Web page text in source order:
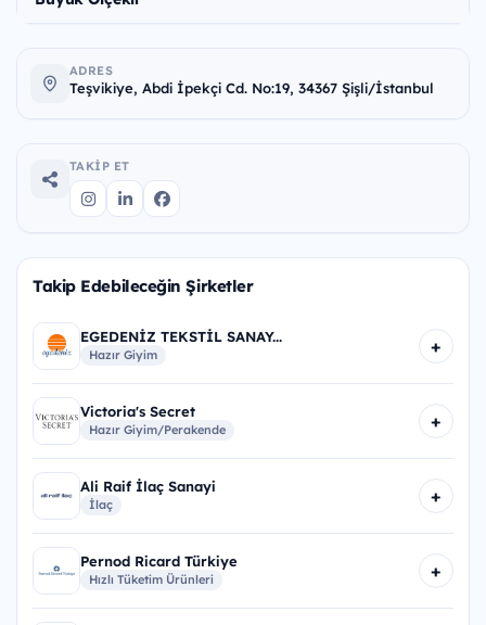
ADRES
Teşvikiye, Abdi İpekçi Cd. No:19, 34367 Şişli/İstanbul
TAKIP ET
Takip Edebileceğin Şirketler
EGEDENİZ TEKSTİL SANAY...
Hazır Giyim +
Victoria's Secret
Hazır Giyim/Perakende +
Ali Raif İlaç Sanayi
İlaç +
Pernod Ricard Türkiye
Hızlı Tüketim Ürünleri +